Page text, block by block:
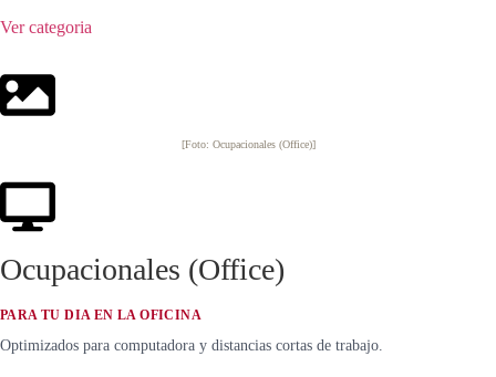
Ver categoria
[Foto: Ocupacionales (Office)]
Ocupacionales (Office)
PARA TU DIA EN LA OFICINA
Optimizados para computadora y distancias cortas de trabajo.